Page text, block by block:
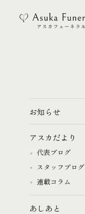
お知らせ
アスカだより
代表ブログ
スタッフブログ
連載コラム
あしあと